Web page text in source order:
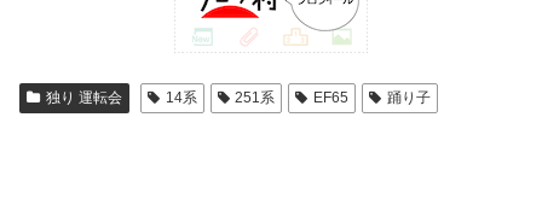
独り 運転会 14系 251系 EF65 踊り子